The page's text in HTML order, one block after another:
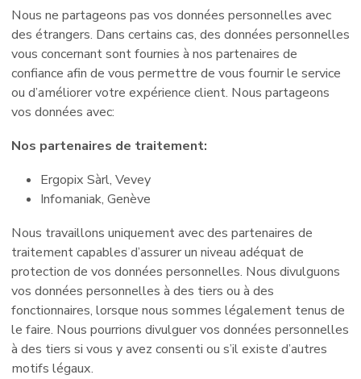
Nous ne partageons pas vos données personnelles avec
des étrangers. Dans certains cas, des données personnelles
vous concernant sont fournies à nos partenaires de
confiance afin de vous permettre de vous fournir le service
ou d’améliorer votre expérience client. Nous partageons
vos données avec:
Nos partenaires de traitement:
Ergopix Sàrl, Vevey
Infomaniak, Genève
Nous travaillons uniquement avec des partenaires de
traitement capables d’assurer un niveau adéquat de
protection de vos données personnelles. Nous divulguons
vos données personnelles à des tiers ou à des
fonctionnaires, lorsque nous sommes légalement tenus de
le faire. Nous pourrions divulguer vos données personnelles
à des tiers si vous y avez consenti ou s’il existe d’autres
motifs légaux.